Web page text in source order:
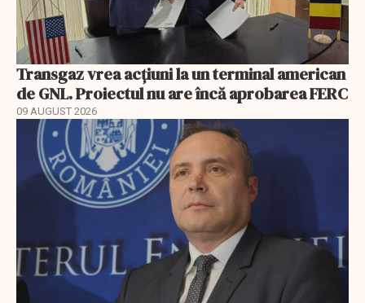
Transgaz vrea acțiuni la un terminal american
de GNL. Proiectul nu are încă aprobarea FERC
09 AUGUST 2026